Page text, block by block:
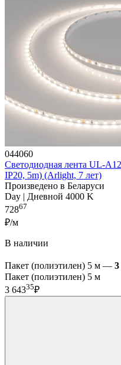
044060
Светодиодная лента UL-
IP20, 5m) (Arlight, 7 лет)
Произведено в Беларуси
Day | Дневной 4000 K
72867
₽/м
В наличии
Пакет (полиэтилен) 5 м — 3
Пакет (полиэтилен) 5 м
3 64335₽